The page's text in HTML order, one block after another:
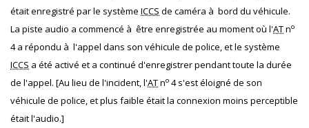
était enregistré par le système ICCS de caméra à bord du véhicule.
La piste audio a commencé à être enregistrée au moment où l'ATno
4 a répondu à l'appel dans son véhicule de police, et le système
ICCS a été activé et a continué d'enregistrer pendant toute la durée
de l'appel. [Au lieu de l'incident, l'ATno 4 s'est éloigné de son
véhicule de police, et plus faible était la connexion moins perceptible
était l'audio.]